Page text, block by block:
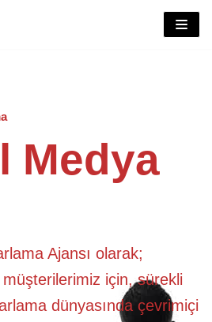
Medya
Ajansı olarak;
için, sürekli
dünyasında çevrimiçi